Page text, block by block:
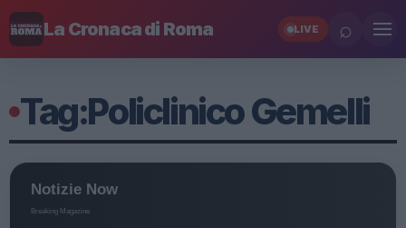
La Cronaca di Roma LIVE ⌕
Tag:Policlinico Gemelli